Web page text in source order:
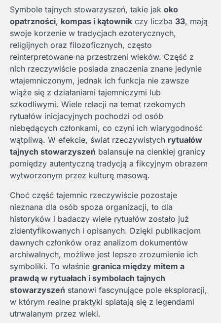
Symbole tajnych stowarzyszeń, takie jak oko
opatrzności, kompas i kątownik czy liczba 33, mają
swoje korzenie w tradycjach ezoterycznych,
religijnych oraz filozoficznych, często
reinterpretowane na przestrzeni wieków. Część z
nich rzeczywiście posiada znaczenia znane jedynie
wtajemniczonym, jednak ich funkcja nie zawsze
wiąże się z działaniami tajemniczymi lub
szkodliwymi. Wiele relacji na temat rzekomych
rytuałów inicjacyjnych pochodzi od osób
niebędących członkami, co czyni ich wiarygodność
wątpliwą. W efekcie, świat rzeczywistych rytuałów
tajnych stowarzyszeń balansuje na cienkiej granicy
pomiędzy autentyczną tradycją a fikcyjnym obrazem
wytworzonym przez kulturę masową.
Choć część tajemnic rzeczywiście pozostaje
nieznana dla osób spoza organizacji, to dla
historyków i badaczy wiele rytuałów zostało już
zidentyfikowanych i opisanych. Dzięki publikacjom
dawnych członków oraz analizom dokumentów
archiwalnych, możliwe jest lepsze zrozumienie ich
symboliki. To właśnie granica między mitem a
prawdą w rytuałach i symbolach tajnych
stowarzyszeń stanowi fascynujące pole eksploracji,
w którym realne praktyki splatają się z legendami
utrwalanym przez wieki.